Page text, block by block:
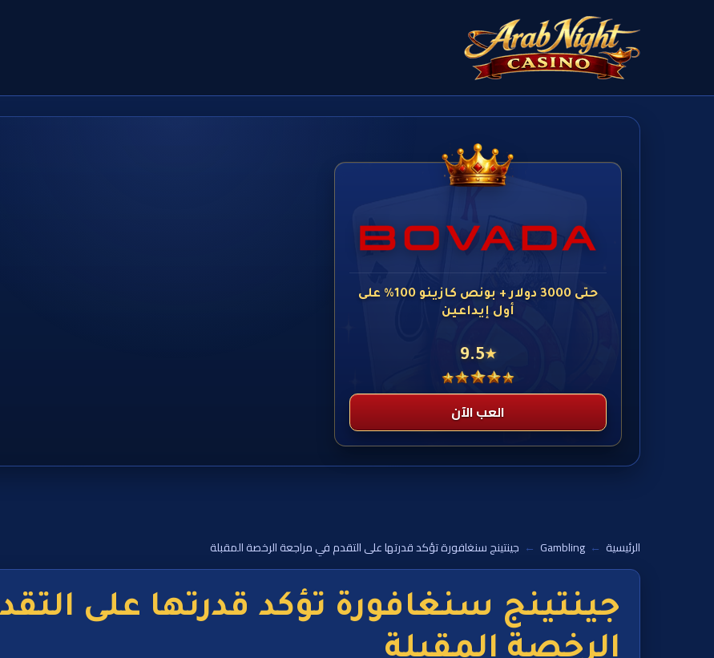
حتى 3000 دولار + بونص كازينو 100% على
أول إيداعين
★
9.5
العب الآن
الرئيسية ←
Gambling
← جينتينج سنغافورة تؤكد قدرتها على التقدم في مراجعة الرخصة المقبلة
جينتينج سنغافورة تؤكد قدرتها على